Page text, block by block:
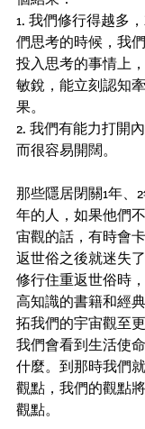
1. 我們修行得越多
們思考的時候，我
投入思考的事情上
敏銳，能立刻認知
果。
2. 我們有能力打開
而很容易開闊。
那些隱居閉關1年、
年的人，如果他們
宙觀的話，有時會
返世俗之後就迷失
修行住重返世俗時
高知識的書籍和經
拓我們的宇宙觀至
我們會看到生活使
什麼。到那時我們
觀點，我們的觀點
觀點。